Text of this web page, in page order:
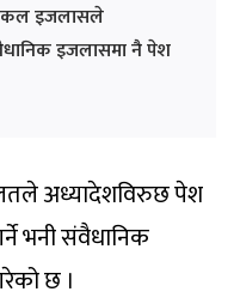
इजलासले
इजलासमा नै पेश
अध्यादेशविरुछ पेश
भनी संवैधानिक
छ ।